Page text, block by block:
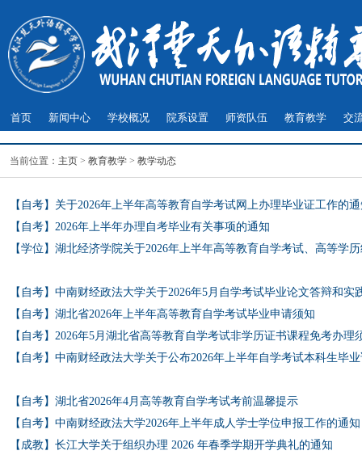
首页 新闻中心 学校概况 院系设置 师资队伍 教育教学 交
当前位置： 主页 > 教育教学 > 教学动态
【自考】关于2026年上半年高等教育自学考试网上办理毕业证工作的
【自考】2026年上半年办理自考毕业有关事项的通知
【学位】湖北经济学院关于2026年上半年高等教育自学考试、高等学
【自考】中南财经政法大学关于2026年5月自学考试毕业论文答辩和实
【自考】湖北省2026年上半年高等教育自学考试毕业申请须知
【自考】2026年5月湖北省高等教育自学考试非学历证书课程免考办理
【自考】中南财经政法大学关于公布2026年上半年自学考试本科生毕
【自考】湖北省2026年4月高等教育自学考试考前温馨提示
【自考】中南财经政法大学2026年上半年成人学士学位申报工作的通知
【成教】长江大学关于组织办理 2026 年春季学期开学典礼的通知